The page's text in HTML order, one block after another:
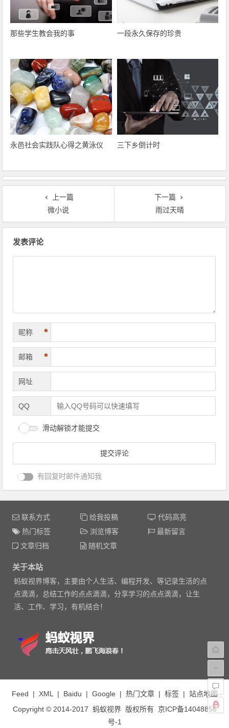
那些学生教会我的事 一段永久保存的珍贵
永邑社会实践队心得之黄泳仪 三下乡倒计时
上一篇
微小说
下一篇
雨过天晴
发表评论
昵称 *
邮箱 *
网址
QQ
滑动解锁才能提交
有回复时邮件通知我
联系方式 给我投稿
代码高亮
热门标签
浏览博客
最新留言
文章归档
随机文章
关于本站
蚂蚁视界博客，主要由个人生活、编程开发、等记录生活的点
点滴滴，总结工作的点点滴滴，分享学习的点点滴滴，让生
活、工作、学习，有机结合！
Feed | XML| Baidu | Google | 热门文章| 标签| 站点地图
Copyright © 2014-2017 蚂蚁视界版权所有 京ICP备14048856
号-1